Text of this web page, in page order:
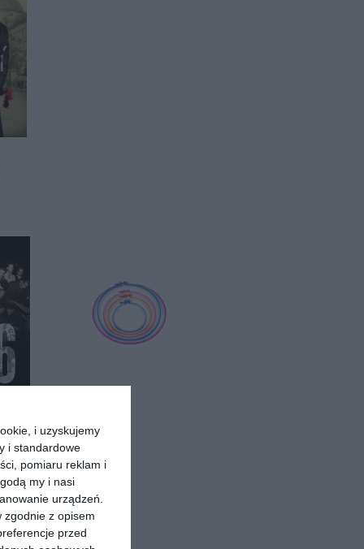
i uzyskujemy
i standardowe
pomiaru reklam i
my i nasi
urządzeń.
zgodnie z opisem
przed